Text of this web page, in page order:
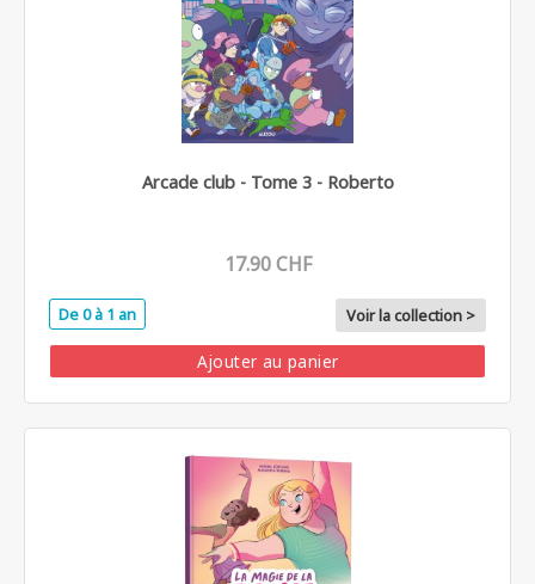
Arcade club - Tome 3 - Roberto
17.90 CHF
De 0 à 1 an Voir la collection >
Ajouter au panier